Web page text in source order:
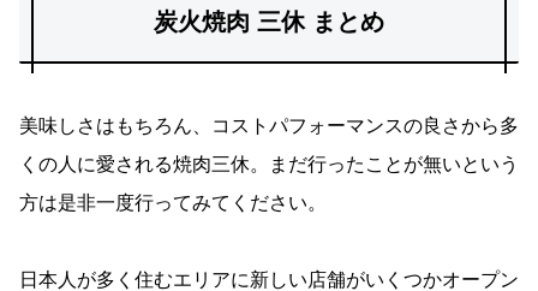
炭火焼肉 三休 まとめ
美味しさはもちろん、コストパフォーマンスの良さから多
くの人に愛される焼肉三休。まだ行ったことが無いという
方は是非一度行ってみてください。
日本人が多く住むエリアに新しい店舗がいくつかオープン